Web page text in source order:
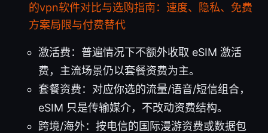
的vpn软件对比与选购指南：速度、隐私、免费
方案局限与付费替代
激活费：普遍情况下不额外收取 eSIM 激活
费，主流场景仍以套餐资费为主。
套餐资费：对应你选的流量/语音/短信组合，
eSIM 只是传输媒介，不改动资费结构。
跨境/海外：按电信的国际漫游资费或数据包